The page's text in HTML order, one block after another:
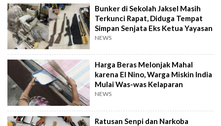
Bunker di Sekolah Jaksel Masih
Terkunci Rapat, Diduga Tempat
Simpan Senjata Eks Ketua Yayasan
NEWS
Harga Beras Melonjak Mahal
karena El Nino, Warga Miskin India
Mulai Was-was Kelaparan
NEWS
Ratusan Senpi dan Narkoba